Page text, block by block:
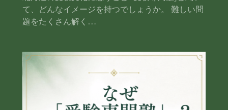
て、どんなイメージを持つでしょうか。 難しい問
題をたくさん解く…